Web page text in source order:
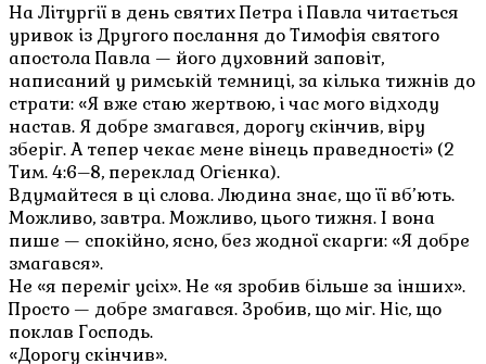
На Літургії в день святих Петра і Павла читається
уривок із Другого послання до Тимофія святого
апостола Павла — його духовний заповіт,
написаний у римській темниці, за кілька тижнів до
страти: «Я вже стаю жертвою, і час мого відходу
настав. Я добре змагався, дорогу скінчив, віру
зберіг. А тепер чекає мене вінець праведності» (2
Тим. 4:6–8, переклад Огієнка).
Вдумайтеся в ці слова. Людина знає, що її вб’ють.
Можливо, завтра. Можливо, цього тижня. І вона
пише — спокійно, ясно, без жодної скарги: «Я добре
змагався».
Не «я переміг усіх». Не «я зробив більше за інших».
Просто — добре змагався. Зробив, що міг. Ніс, що
поклав Господь.
«Дорогу скінчив».